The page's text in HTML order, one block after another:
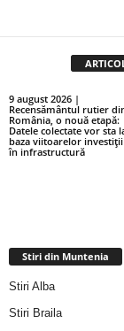
9 august 2026 |
Recensământul rutier
România, o nouă etapă:
Datele colectate vor sta
baza viitoarelor investiții
în infrastructură
Stiri din Muntenia
Stiri Alba
Stiri Braila